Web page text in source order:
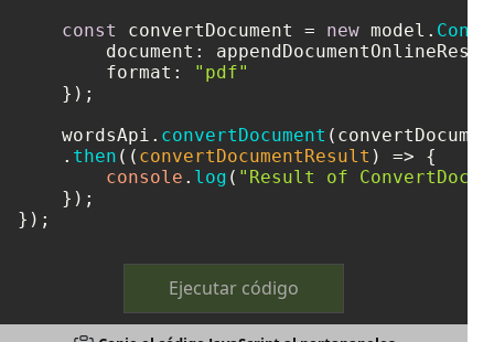
const
convertDocument = new model.
document :
format :
"pdf"
    });
    wordsApi.
convertDocument
    .
then ( ( convertDocumentResult ) => {
console . log ( "Result of
    });
Ejecutar código